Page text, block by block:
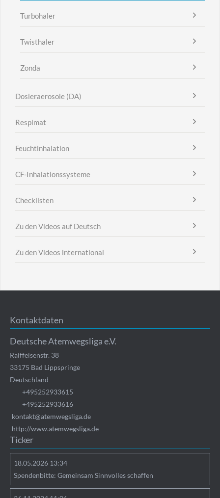
Turbohaler
Twisthaler
Zonda
Dosieraerosole (DA)
Respimat
Feuchtinhalation
CF-Inhalationssysteme
Checklisten
Zu den Videos auf Deutsch
Zu den Videos international
Kontaktdaten
Deutsche Atemwegsliga e.V.
Raiffeisenstr. 38
33175 Bad Lippspringe
Deutschland
+495252933615
+495252933616
kontakt@atemwegsliga.de
http://www.atemwegsliga.de
Ticker
18.05.2026 13:34
Spendenbitte: Gemeinsam Sinnvolles schaffen